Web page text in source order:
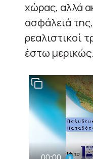
χώρας, αλλά
ασφάλειά
ρεαλιστικοί
έστω μερικώς.